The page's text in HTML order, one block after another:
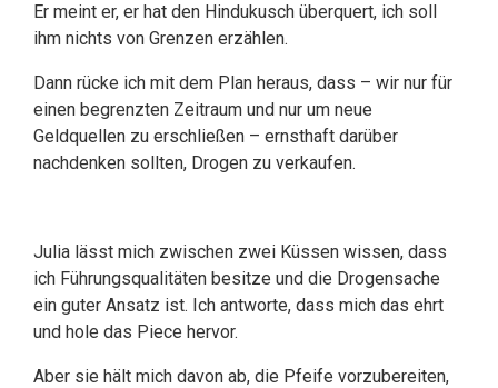
Er meint er, er hat den Hindukusch überquert, ich soll
ihm nichts von Grenzen erzählen.
Dann rücke ich mit dem Plan heraus, dass – wir nur für
einen begrenzten Zeitraum und nur um neue
Geldquellen zu erschließen – ernsthaft darüber
nachdenken sollten, Drogen zu verkaufen.
Julia lässt mich zwischen zwei Küssen wissen, dass
ich Führungsqualitäten besitze und die Drogensache
ein guter Ansatz ist. Ich antworte, dass mich das ehrt
und hole das Piece hervor.
Aber sie hält mich davon ab, die Pfeife vorzubereiten,